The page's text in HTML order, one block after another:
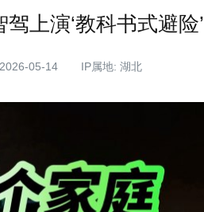
上演‘教科书式避险’
2026-05-14 IP属地: 湖北